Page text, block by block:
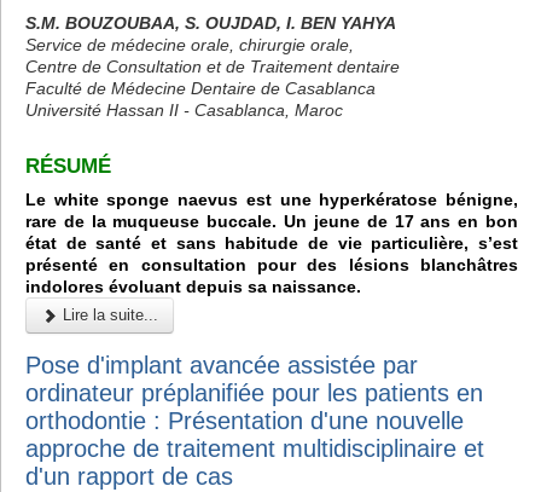
S.M. BOUZOUBAA, S. OUJDAD, I. BEN YAHYA
Service de médecine orale, chirurgie orale,
Centre de Consultation et de Traitement dentaire
Faculté de Médecine Dentaire de Casablanca
Université Hassan II - Casablanca, Maroc
RÉSUMÉ
Le white sponge naevus est une hyperkératose bénigne,
rare de la muqueuse buccale. Un jeune de 17 ans en bon
état de santé et sans habitude de vie particulière, s’est
présenté en consultation pour des lésions blanchâtres
indolores évoluant depuis sa naissance.
Lire la suite...
Pose d'implant avancée assistée par
ordinateur préplanifiée pour les patients en
orthodontie : Présentation d'une nouvelle
approche de traitement multidisciplinaire et
d'un rapport de cas